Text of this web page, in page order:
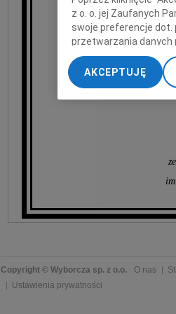
Copyright © Wyborcza sp. z o.o. O nas
Ustawienia prywatności
z o. o. jej Zaufanych
swoje preferencje dot.
przetwarzania danych
„Ustawienia
My, nasi Zaufani
dokładnych danych
Przechowywanie
AKCEPTUJĘ